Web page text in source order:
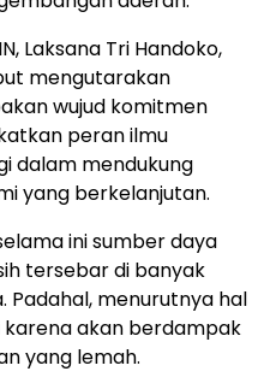
Laksana Tri Handoko,
mengutarakan
wujud komitmen
peran ilmu
dalam mendukung
yang berkelanjutan.
ini sumber daya
tersebar di banyak
menurutnya hal
akan berdampak
yang lemah.